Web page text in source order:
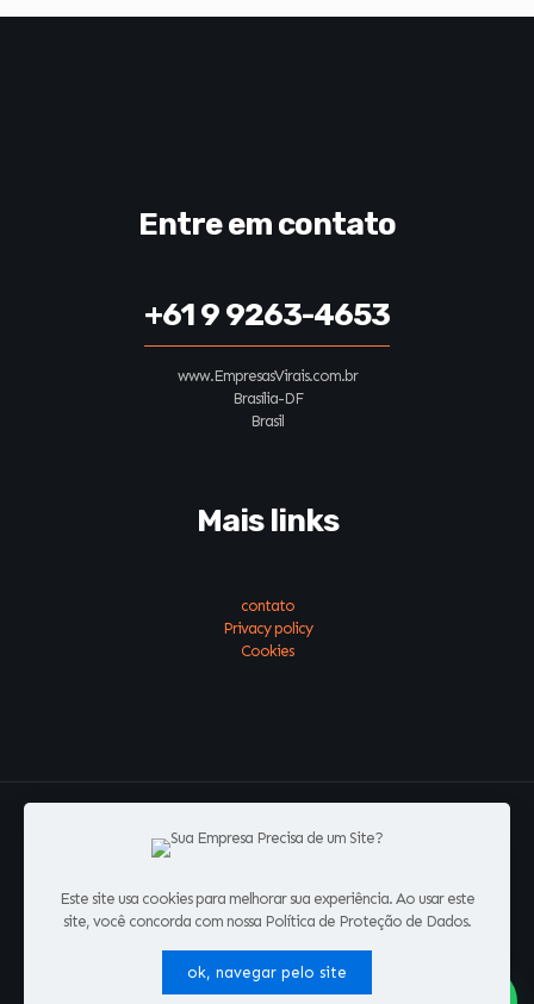
Entre em contato
+61 9 9263-4653
www.EmpresasVirais.com.br
Brasília-DF
Brasil
Mais links
contato
Privacy policy
Cookies
Todos os direitos Reservados | EmpresasVirais - Agência de
Este site usa cookies para melhorar sua experiência. Ao usar este
site, você concorda com nossa Política de Proteção de Dados.
ok, navegar pelo site